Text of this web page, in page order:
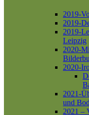
2019-
2019-
2019-
Leipzig
2020-
2020-
2021-
und
2021 –